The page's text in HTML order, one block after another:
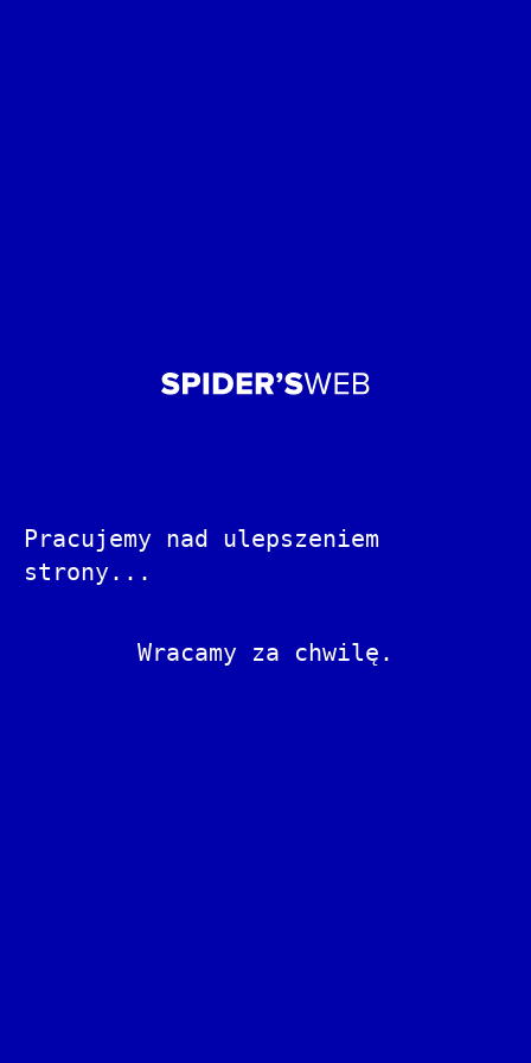
Pracujemy nad ulepszeniem
strony...
Wracamy za chwilę.